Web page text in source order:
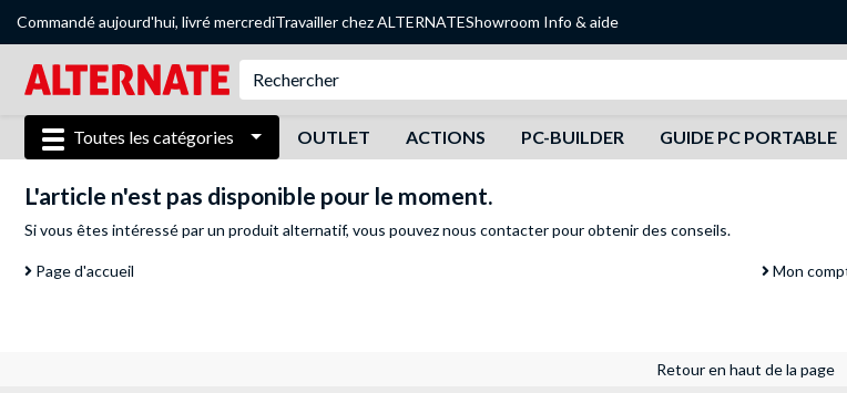
Commandé aujourd'hui, livré mercrediTravailler chez ALTERNATEShowroom Info & aide
Toutes les catégories OUTLET ACTIONS PC-BUILDER GUIDE PC PORTABLE
L'article n'est pas disponible pour le moment.
Si vous êtes intéressé par un produit alternatif, vous pouveznous contacterpour obtenir des conseils.
Page d'accueil Mon
Retour en haut de la page